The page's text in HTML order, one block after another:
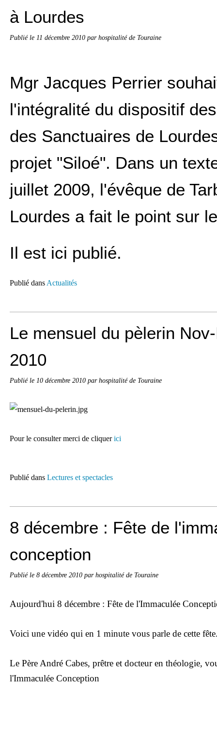
à Lourdes
Publié le 11 décembre 2010 par hospitalité de Touraine
Mgr Jacques Perrier
l'intégralité du dispositif
des Sanctuaires de
projet "Siloé". Dans un
juillet 2009, l'évêque de
Lourdes a fait le point sur
Il est ici publié.
Publié dans Actualités
Le mensuel du pèlerin
2010
Publié le 10 décembre 2010 par hospitalité de Touraine
Pour le consulter merci de cliquerici
Publié dans Lectures et spectacles
8 décembre : Fête de
conception
Publié le 8 décembre 2010 par hospitalité de Touraine
Aujourd'hui 8 décembre : Fête de l'Immaculée
Voici une vidéo qui en 1 minute vous parle de cette
Le Père André Cabes, prêtre et docteur en théologie,
l'Immaculée Conception